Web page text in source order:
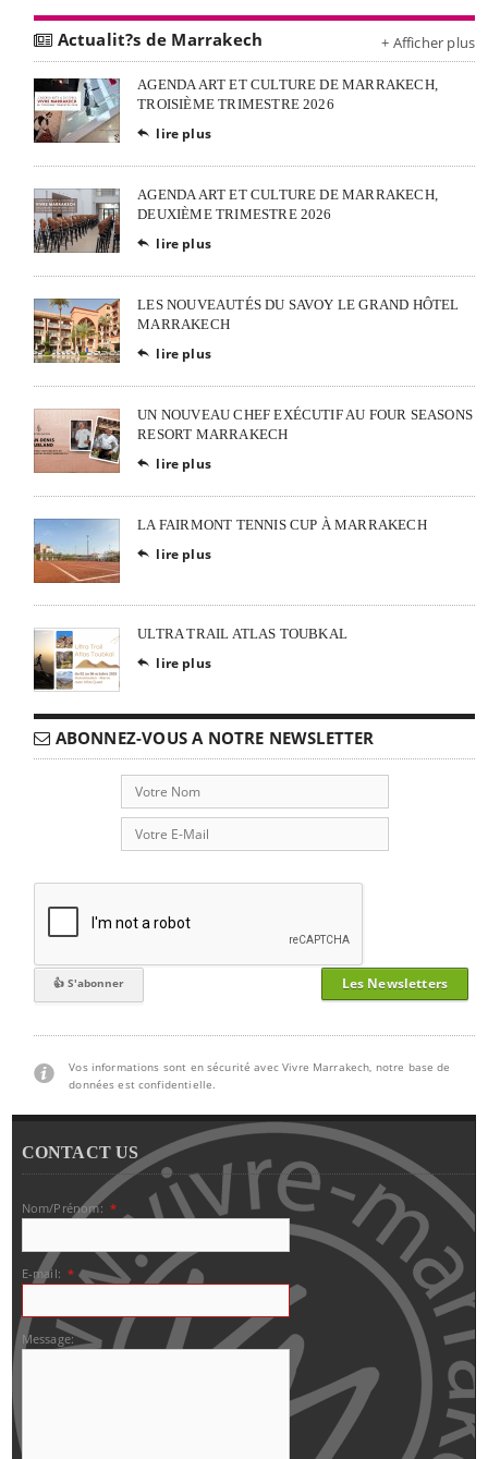
Actualit?s de Marrakech + Afficher plus
AGENDA ART ET CULTURE DE MARRAKECH,
TROISIÈME TRIMESTRE 2026
 lire plus
AGENDA ART ET CULTURE DE MARRAKECH,
DEUXIÈME TRIMESTRE 2026
 lire plus
LES NOUVEAUTÉS DU SAVOY LE GRAND HÔTEL
MARRAKECH
 lire plus
UN NOUVEAU CHEF EXÉCUTIF AU FOUR SEASONS
RESORT MARRAKECH
 lire plus
LA FAIRMONT TENNIS CUP À MARRAKECH
 lire plus
ULTRA TRAIL ATLAS TOUBKAL
 lire plus
ABONNEZ-VOUS A NOTRE NEWSLETTER
Les Newsletters
Vos informations sont en sécurité avec Vivre Marrakech, notre base de
données est confidentielle.
CONTACT US
Nom/Prénom: *
E-mail: *
Message: